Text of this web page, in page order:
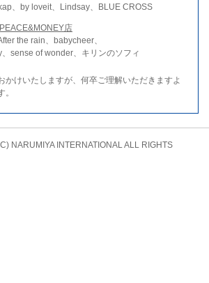
、by loveit、Lindsay、BLUE CROSS
店
the rain、babycheer、
sense of wonder、キリンのソフィ
かけいたしますが、何卒ご理解いただきますよ